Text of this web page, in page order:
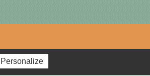
Personalize